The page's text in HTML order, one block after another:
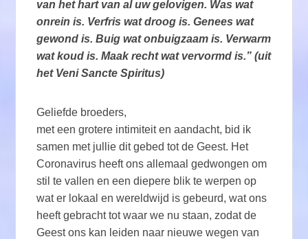
van het hart van al uw gelovigen. Was wat
onrein is. Verfris wat droog is. Genees wat
gewond is. Buig wat onbuigzaam is. Verwarm
wat koud is. Maak recht wat vervormd is.” (uit
het Veni Sancte Spiritus)
Geliefde broeders,
met een grotere intimiteit en aandacht, bid ik
samen met jullie dit gebed tot de Geest. Het
Coronavirus heeft ons allemaal gedwongen om
stil te vallen en een diepere blik te werpen op
wat er lokaal en wereldwijd is gebeurd, wat ons
heeft gebracht tot waar we nu staan, zodat de
Geest ons kan leiden naar nieuwe wegen van